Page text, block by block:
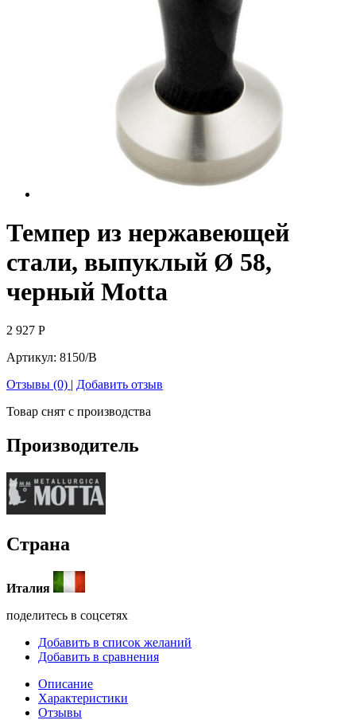
Темпер из нержавеющей
стали, выпуклый Ø 58,
черный Motta
2 927 Р
Артикул: 8150/B
Отзывы (0) | Добавить отзыв
Товар снят с производства
Производитель
Страна
Италия
поделитесь в соцсетях
Добавить в список желаний
Добавить в сравнения
Описание
Характеристики
Отзывы